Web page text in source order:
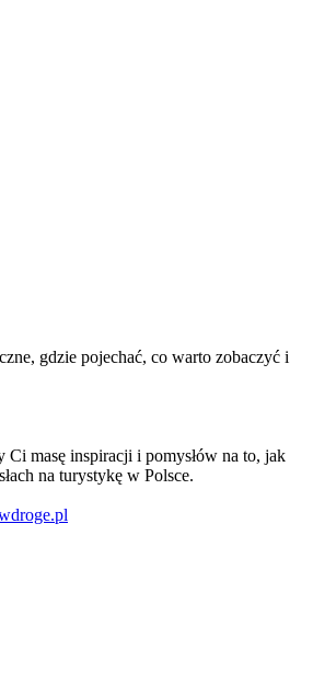
gdzie pojechać, co warto zobaczyć i
masę inspiracji i pomysłów na to, jak
na turystykę w Polsce.